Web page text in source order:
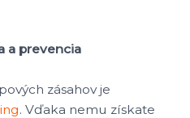
a prevencia
zásahov je
. Vďaka nemu získate